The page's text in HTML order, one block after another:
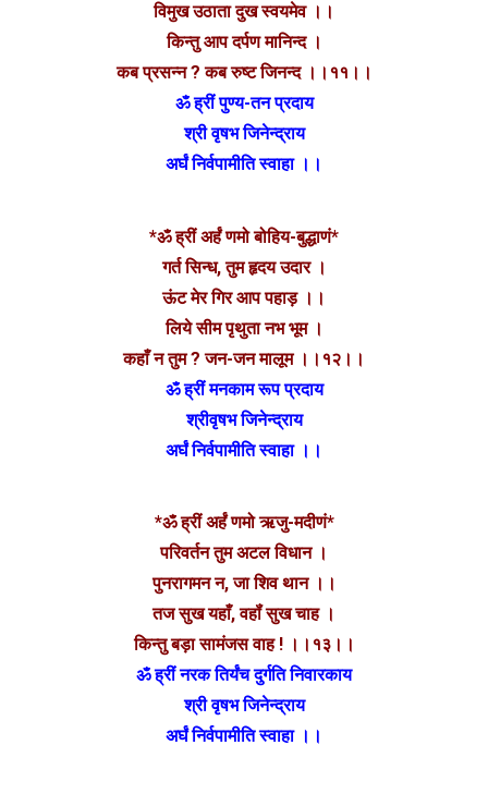
विमुख उठाता दुख स्वयमेव ।।
किन्तु आप दर्पण मानिन्द ।
कब प्रसन्न ? कब रुष्ट जिनन्द ।।११।।
ॐ ह्रीं पुण्य-तन प्रदाय
श्री वृषभ जिनेन्द्राय
अर्घं निर्वपामीति स्वाहा ।।
*ॐ ह्रीं अर्हं णमो बोहिय-बुद्धाणं*
गर्त सिन्ध, तुम हृदय उदार ।
ऊंट मेर गिर आप पहाड़ ।।
लिये सीम पृथुता नभ भूम ।
कहाँ न तुम ? जन-जन मालूम ।।१२।।
ॐ ह्रीं मनकाम रूप प्रदाय
श्रीवृषभ जिनेन्द्राय
अर्घं निर्वपामीति स्वाहा ।।
*ॐ ह्रीं अर्हं णमो ऋजु-मदीणं*
परिवर्तन तुम अटल विधान ।
पुनरागमन न, जा शिव थान ।।
तज सुख यहाँ, वहॉं सुख चाह ।
किन्तु बड़ा सामंजस वाह ! ।।१३।।
ॐ ह्रीं नरक तिर्यंच दुर्गति निवारकाय
श्री वृषभ जिनेन्द्राय
अर्घं निर्वपामीति स्वाहा ।।